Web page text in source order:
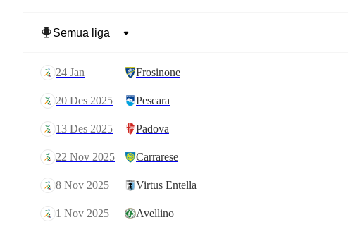
24 Jan Frosinone
20 Des 2025 Pescara
13 Des 2025 Padova
22 Nov 2025 Carrarese
8 Nov 2025 Virtus Entella
1 Nov 2025 Avellino